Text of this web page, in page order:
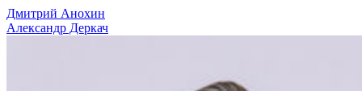
Дмитрий Анохин
Александр Деркач